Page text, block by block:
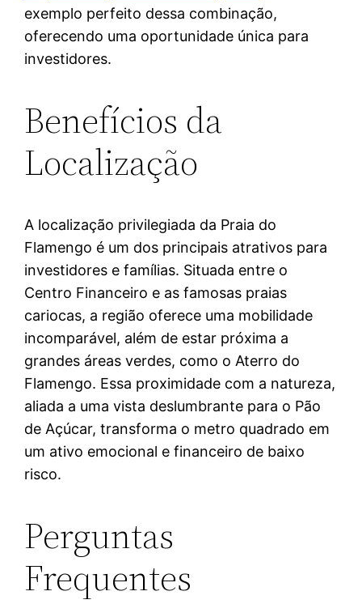
exemplo perfeito dessa combinação,
oferecendo uma oportunidade única para
investidores.
Benefícios da
Localização
A localização privilegiada da Praia do
Flamengo é um dos principais atrativos para
investidores e famílias. Situada entre o
Centro Financeiro e as famosas praias
cariocas, a região oferece uma mobilidade
incomparável, além de estar próxima a
grandes áreas verdes, como o Aterro do
Flamengo. Essa proximidade com a natureza,
aliada a uma vista deslumbrante para o Pão
de Açúcar, transforma o metro quadrado em
um ativo emocional e financeiro de baixo
risco.
Perguntas
Frequentes